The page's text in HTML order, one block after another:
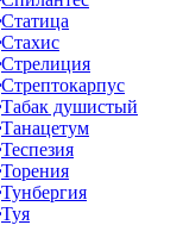
Статица
Стахис
Стрелиция
Стрептокарпус
Табак душистый
Танацетум
Теспезия
Торения
Тунбергия
Туя